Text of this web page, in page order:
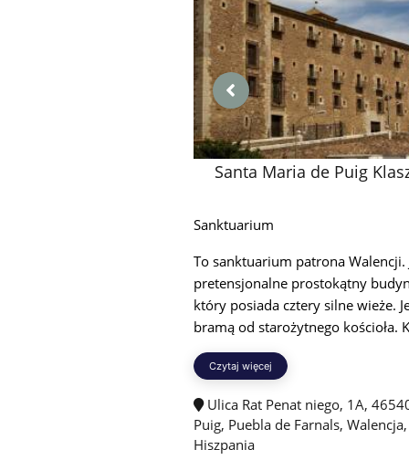
Santa Maria de Puig
Sanktuarium
To sanktuarium patrona Walencji.
pretensjonalne prostokątny
który posiada cztery silne wieże.
bramą od starożytnego kościoła.
Czytaj więcej
Ulica Rat Penat niego, 1A,
Puig, Puebla de Farnals, Walencja,
Hiszpania